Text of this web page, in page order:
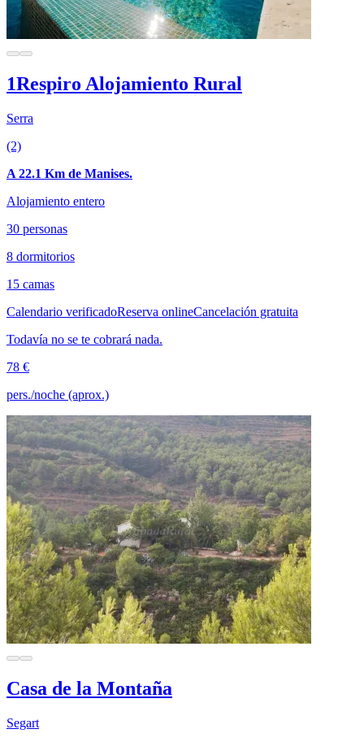
1Respiro Alojamiento Rural
Serra
(2)
A 22.1 Km de Manises.
Alojamiento entero
30 personas
8 dormitorios
15 camas
Calendario verificadoReserva onlineCancelación gratuita
Todavía no se te cobrará nada.
78 €
pers./noche (aprox.)
Casa de la Montaña
Segart